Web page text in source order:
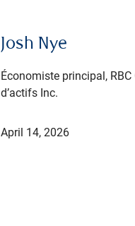
Josh Nye
Économiste principal,
d’actifs Inc.
April 14, 2026